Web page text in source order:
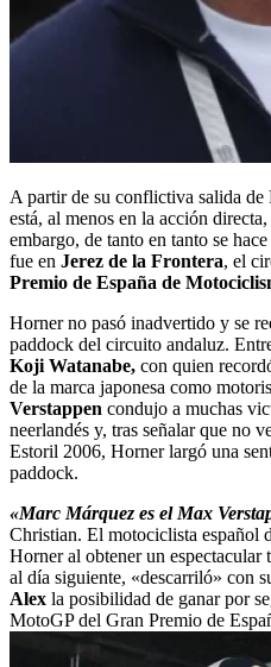
A partir de su conflictiva salida de
está, al menos en la acción
embargo, de tanto en tanto se
fue en Jerez de la Frontera, el
Premio de España de
Horner no pasó inadvertido y se
paddock del circuito andaluz.
Koji Watanabe, con quien
de la marca japonesa como
Verstappen condujo a muchas
neerlandés y, tras señalar que no
Estoril 2006, Horner largó una
paddock.
«Marc Márquez es el Max
Christian. El motociclista español
Horner al obtener un
al día siguiente, «descarriló» con
Alex la posibilidad de ganar por
MotoGP del Gran Premio de